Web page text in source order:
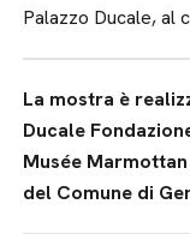
Palazzo Ducale, al
La mostra è
Ducale
Musée
del Comune di